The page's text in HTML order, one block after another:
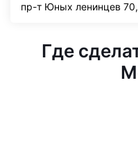
пр-т Юных ленинцев
Где